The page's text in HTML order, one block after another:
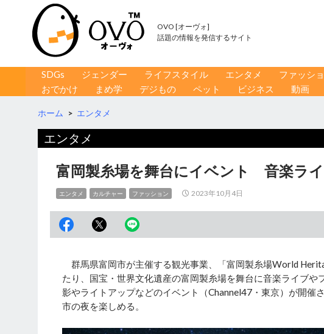
OVO [オーヴォ]
話題の情報を発信するサイト
コンテンツへ移動
SDGs ジェンダー ライフスタイル エンタメ ファッシ
おでかけ
まめ学 デジもの ペット ビジネス 動画
ホーム > エンタメ
エンタメ
富岡製糸場を舞台にイベント 音楽ラ
エンタメ カルチャー ファッション 2023年10月4日
群馬県富岡市が主催する観光事業、「富岡製糸場World
たり、国宝・世界文化遺産の富岡製糸場を舞台に音楽ライブ
影やライトアップなどのイベント（Channel47・東京）が開催
市の夜を楽しめる。